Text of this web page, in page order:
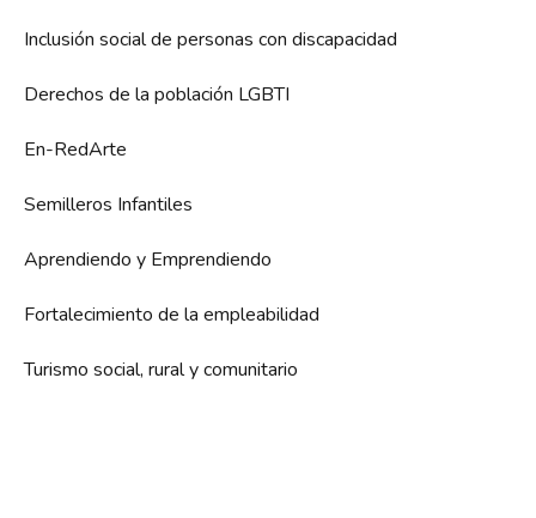
Inclusión social de personas con discapacidad
Derechos de la población LGBTI
En-RedArte
Semilleros Infantiles
Aprendiendo y Emprendiendo
Fortalecimiento de la empleabilidad
Turismo social, rural y comunitario